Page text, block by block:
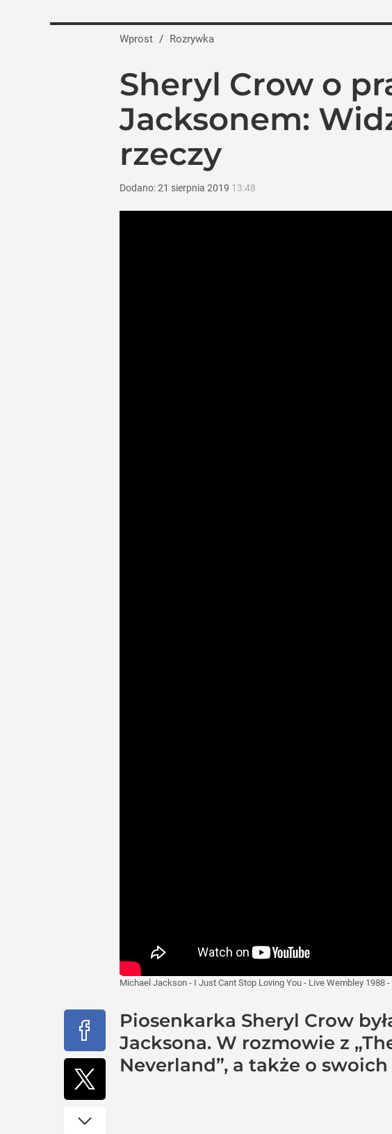
Wprost / Rozrywka
Sheryl Crow o
Jacksonem:
rzeczy
Dodano:21 sierpnia 2019 13:48
Michael Jackson - I Just Cant Stop Loving You - Live Wembley 1988 -
Piosenkarka Sheryl Crow
Jacksona. W rozmowie z
Neverland”, a także o